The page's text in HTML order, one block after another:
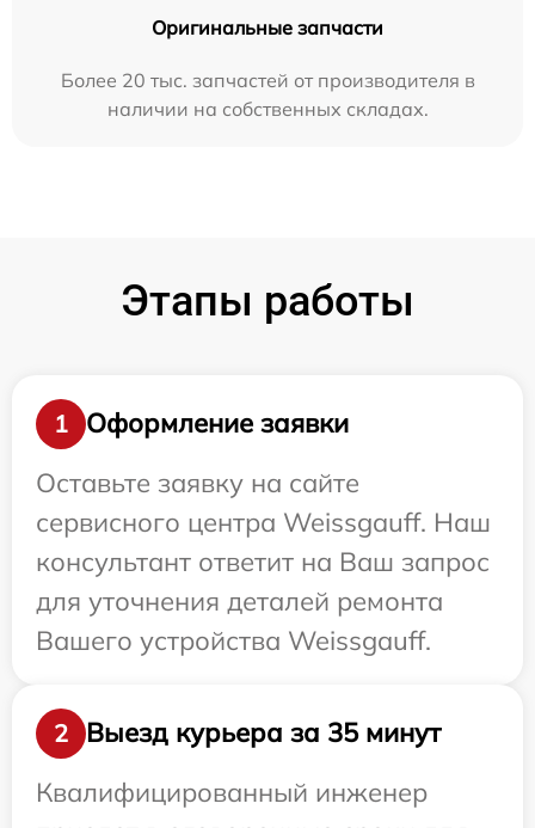
Оригинальные запчасти
Более 20 тыс. запчастей от производителя в
наличии на собственных складах.
Этапы работы
1
Оформление заявки
Оставьте заявку на сайте
сервисного центра Weissgauff. Наш
консультант ответит на Ваш запрос
для уточнения деталей ремонта
Вашего устройства Weissgauff.
2
Выезд курьера за 35 минут
Квалифицированный инженер